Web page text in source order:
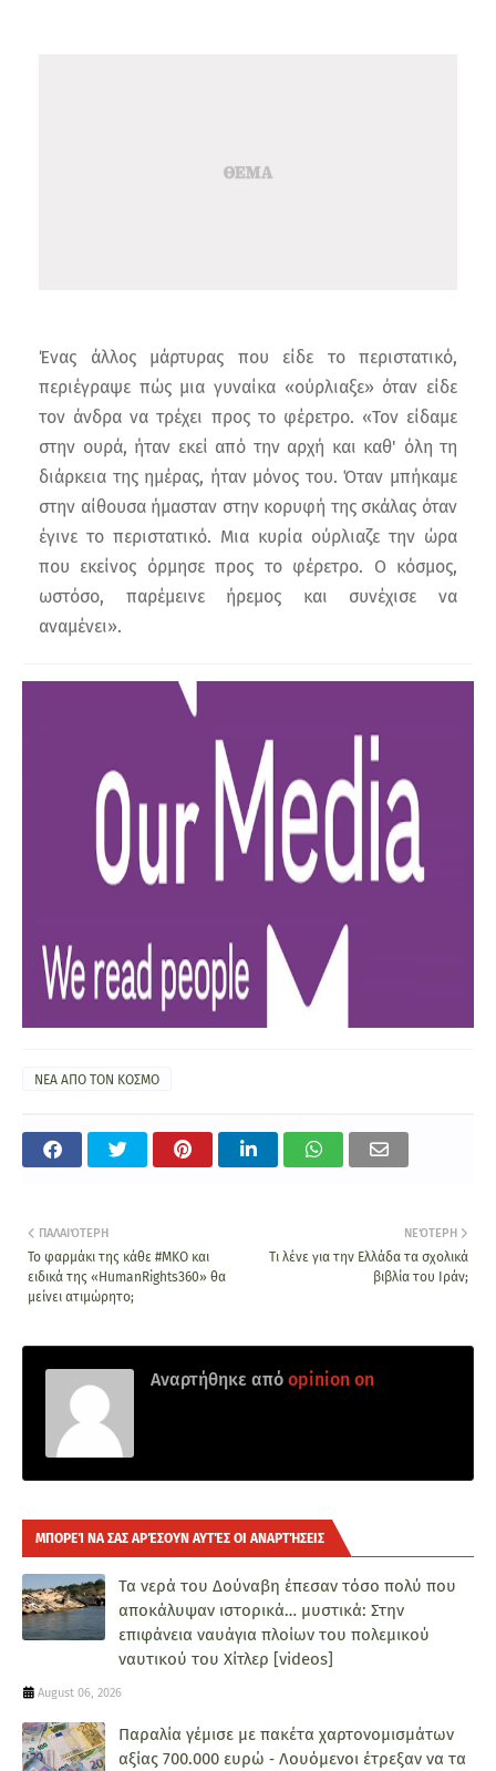
Ένας άλλος μάρτυρας που είδε το περιστατικό,
περιέγραψε πώς μια γυναίκα «ούρλιαξε» όταν είδε
τον άνδρα να τρέχει προς το φέρετρο. «Τον είδαμε
στην ουρά, ήταν εκεί από την αρχή και καθ' όλη τη
διάρκεια της ημέρας, ήταν μόνος του. Όταν μπήκαμε
στην αίθουσα ήμασταν στην κορυφή της σκάλας όταν
έγινε το περιστατικό. Μια κυρία ούρλιαζε την ώρα
που εκείνος όρμησε προς το φέρετρο. Ο κόσμος,
ωστόσο, παρέμεινε ήρεμος και συνέχισε να
αναμένει».
ΝΕΑ ΑΠΟ ΤΟΝ ΚΟΣΜΟ
ΝΕΌΤΕΡΗ
Τι λένε για την Ελλάδα τα σχολικά
βιβλία του Ιράν;
ΠΑΛΑΙΌΤΕΡΗ
Το φαρμάκι της κάθε #ΜΚΟ και
ειδικά της «HumanRights360» θα
μείνει ατιμώρητο;
Αναρτήθηκε από opinion on
ΜΠΟΡΕΊ ΝΑ ΣΑΣ ΑΡΈΣΟΥΝ ΑΥΤΈΣ ΟΙ ΑΝΑΡΤΉΣΕΙΣ
Τα νερά του Δούναβη έπεσαν τόσο πολύ που
αποκάλυψαν ιστορικά… μυστικά: Στην
επιφάνεια ναυάγια πλοίων του πολεμικού
ναυτικού του Χίτλερ [videos]
August 06, 2026
Παραλία γέμισε με πακέτα χαρτονομισμάτων
αξίας 700.000 ευρώ ‑ Λουόμενοι έτρεξαν να τα